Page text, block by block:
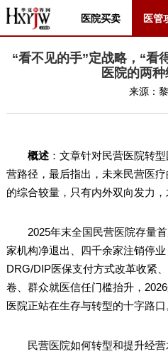
医院买卖 医管
“看不见的手”定战略，“
医院的两
来源：
概述：文章针对民营医院转
营路径，最后指出，未来民营医
的综合较量，只有内外双向发力，
2025年末全国民营医院存量首
家机构净退出、四千余家注销停业
DRG/DIP医保支付方式改革收紧
卷、群众就医信任门槛抬升，
医院正站在生存与转型的十字路口
民营医院如何转型和提升经营